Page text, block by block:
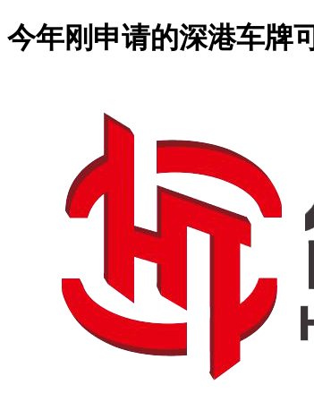
今年刚申请的深港车牌